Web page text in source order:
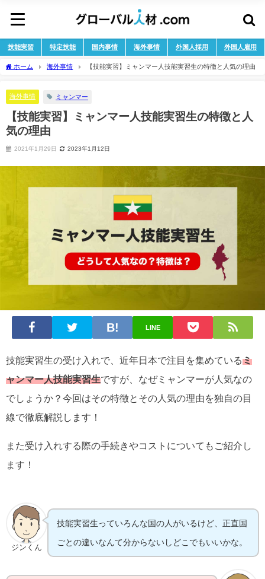
技能実習 特定技能 国内事情 海外事情 外国人採用 外国人雇用
ホーム 海外事情 【技能実習】ミャンマー人技能実習生の特徴と人気の理由
海外事情 ミャンマー
【技能実習】ミャンマー人技能実習生の特徴と人
気の理由
2021年1月29日 2023年1月12日
LINE
技能実習生の受け入れで、近年日本で注目を集めているミ
ャンマー人技能実習生ですが、なぜミャンマーが人気なの
でしょうか？今回はその特徴とその人気の理由を独自の目
線で徹底解説します！
また受け入れする際の手続きやコストについてもご紹介し
ます！
ジンくん
技能実習生っていろんな国の人がいるけど、正直国
ごとの違いなんて分からないしどこでもいいかな。